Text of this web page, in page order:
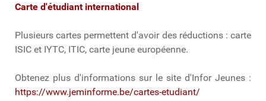
Carte d'étudiant international
Plusieurs cartes permettent d'avoir des réductions : carte
ISIC et IYTC, ITIC, carte jeune européenne.
Obtenez plus d'informations sur le site d'Infor Jeunes :
https://www.jeminforme.be/cartes-etudiant/